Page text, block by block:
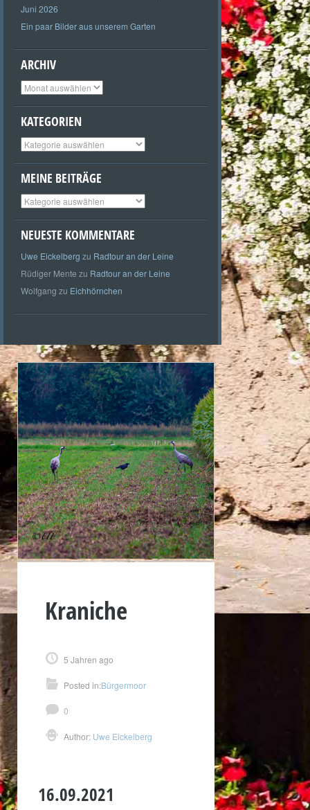
Juni 2026
Ein paar Bilder aus unserem Garten
ARCHIV
Archiv
KATEGORIEN
Kategorien
MEINE BEITRÄGE
Meine
Beiträge
NEUESTE KOMMENTARE
Uwe Eickelberg zu Radtour an der Leine
Rüdiger Mente zu Radtour an der Leine
Wolfgang zu Eichhörnchen
Kraniche
5 Jahren ago
Posted in:Bürgermoor
0
Author: Uwe Eickelberg
16.09.2021